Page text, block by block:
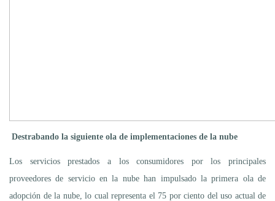
Destrabando la siguiente ola de implementaciones de la nube
Los servicios prestados a los consumidores por los principales
proveedores de servicio en la nube han impulsado la primera ola de
adopción de la nube, lo cual representa el 75 por ciento del uso actual de